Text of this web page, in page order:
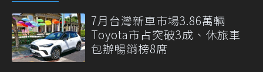
7月台灣新車市場3.86萬輛
Toyota市占突破3成、休旅車
包辦暢銷榜8席